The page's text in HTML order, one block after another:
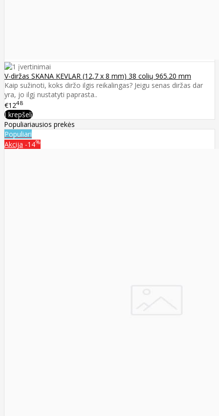
V-diržas SKANA KEVLAR (12,7 x 8 mm) 38 colių 965.20 mm
Kaip sužinoti, koks diržo ilgis reikalingas? Jeigu senas diržas dar
yra, jo ilgį nustatyti paprasta..
€1248
Į krepšelį
Populiariausios prekės
Populiari
Akcija -14%